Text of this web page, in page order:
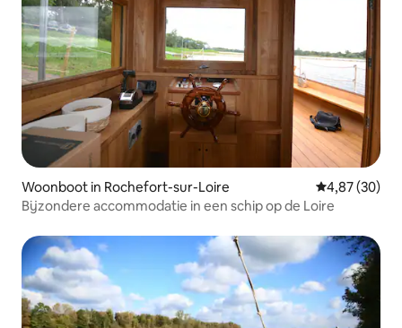
Woonboot in Rochefort-sur-Loire Gemiddelde
4,87 (30)
Bijzondere accommodatie in een schip op de Loire